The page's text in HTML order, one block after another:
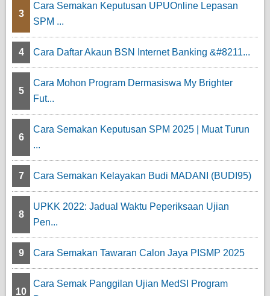
3
Cara Semakan Keputusan UPUOnline Lepasan
SPM ...
4 Cara Daftar Akaun BSN Internet Banking &#8211...
5
Cara Mohon Program Dermasiswa My Brighter
Fut...
6
Cara Semakan Keputusan SPM 2025 | Muat Turun
...
7 Cara Semakan Kelayakan Budi MADANI (BUDI95)
8
UPKK 2022: Jadual Waktu Peperiksaan Ujian
Pen...
9 Cara Semakan Tawaran Calon Jaya PISMP 2025
10
Cara Semak Panggilan Ujian MedSI Program